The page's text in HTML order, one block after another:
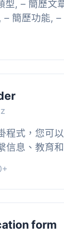
型, – 簡歷文
簡歷功能, –
程式，您可
信息、教育
...
form